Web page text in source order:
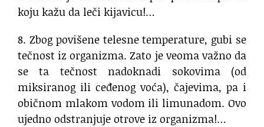
koju kažu da leči kijavicu!…
8. Zbog povišene telesne temperature, gubi se
tečnost iz organizma. Zato je veoma važno da
se ta tečnost nadoknadi sokovima (od
miksiranog ili ceđenog voća), čajevima, pa i
običnom mlakom vodom ili limunadom. Ovo
ujedno odstranjuje otrove iz organizma!…